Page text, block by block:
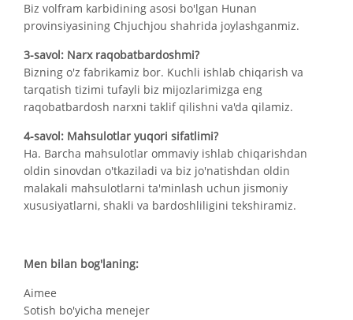
Biz volfram karbidining asosi bo'lgan Hunan
provinsiyasining Chjuchjou shahrida joylashganmiz.
3-savol: Narx raqobatbardoshmi?
Bizning o'z fabrikamiz bor. Kuchli ishlab chiqarish va
tarqatish tizimi tufayli biz mijozlarimizga eng
raqobatbardosh narxni taklif qilishni va'da qilamiz.
4-savol: Mahsulotlar yuqori sifatlimi?
Ha. Barcha mahsulotlar ommaviy ishlab chiqarishdan
oldin sinovdan o'tkaziladi va biz jo'natishdan oldin
malakali mahsulotlarni ta'minlash uchun jismoniy
xususiyatlarni, shakli va bardoshliligini tekshiramiz.
Men bilan bog'laning:
Aimee
Sotish bo'yicha menejer